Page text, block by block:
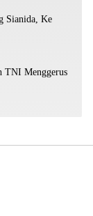
Sianida, Ke
TNI Menggerus